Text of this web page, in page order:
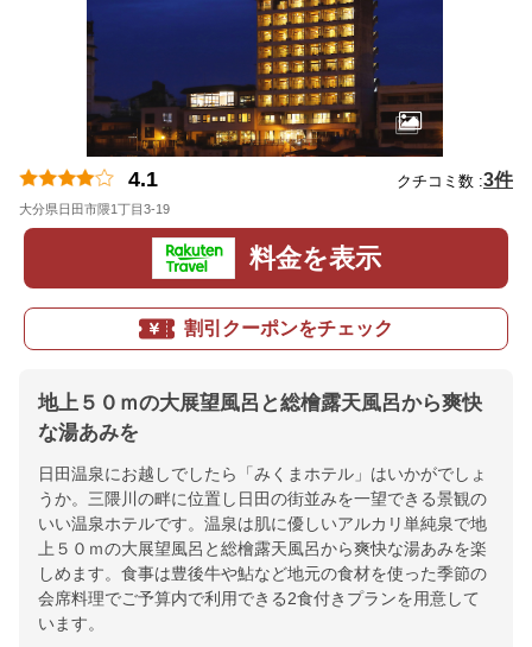
4.1 クチコミ数 :3件
大分県日田市隈1丁目3-19
料金を表示
割引クーポンをチェック
地上５０ｍの大展望風呂と総檜露天風呂から爽快
な湯あみを
日田温泉にお越しでしたら「みくまホテル」はいかがでしょ
うか。三隈川の畔に位置し日田の街並みを一望できる景観の
いい温泉ホテルです。温泉は肌に優しいアルカリ単純泉で地
上５０ｍの大展望風呂と総檜露天風呂から爽快な湯あみを楽
しめます。食事は豊後牛や鮎など地元の食材を使った季節の
会席料理でご予算内で利用できる2食付きプランを用意して
います。